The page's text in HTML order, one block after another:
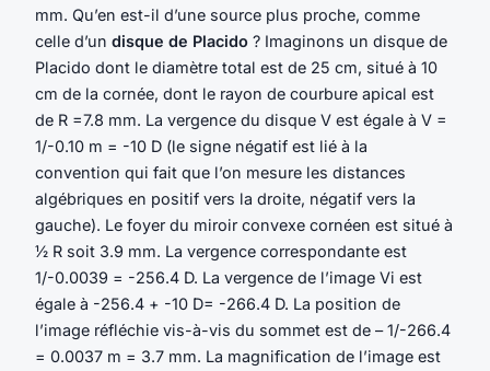
mm. Qu’en est-il d’une source plus proche, comme
celle d’un disque de Placido ? Imaginons un disque de
Placido dont le diamètre total est de 25 cm, situé à 10
cm de la cornée, dont le rayon de courbure apical est
de R =7.8 mm. La vergence du disque V est égale à V =
1/-0.10 m = -10 D (le signe négatif est lié à la
convention qui fait que l’on mesure les distances
algébriques en positif vers la droite, négatif vers la
gauche). Le foyer du miroir convexe cornéen est situé à
½ R soit 3.9 mm. La vergence correspondante est
1/-0.0039 = -256.4 D. La vergence de l’image Vi est
égale à -256.4 + -10 D= -266.4 D. La position de
l’image réfléchie vis-à-vis du sommet est de – 1/-266.4
= 0.0037 m = 3.7 mm. La magnification de l’image est